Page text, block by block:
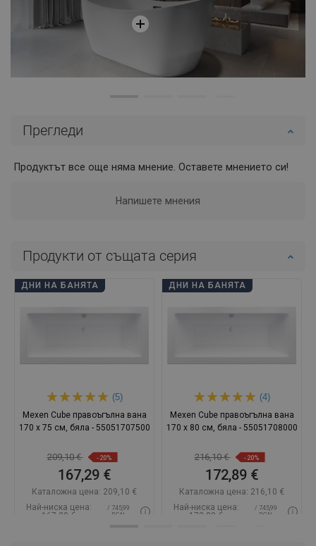
Прегледи
Продуктът все още няма мнение. Оставете мнението си!
Напишете мнения
Продукти от същата серия
ДНИ НА БАНЯТА
(5)
Mexen Cube правоъгълна вана
170 x 75 см, бяла - 55051707500
209,10 € -20%
167,29 €
Каталожна цена: 209,10 €
Най-ниска цена:
167,29 €
/ 745,99
BGN
ДНИ НА БАНЯТА
(4)
Mexen Cube правоъгълна вана
170 x 80 см, бяла - 55051708000
216,10 € -20%
172,89 €
Каталожна цена: 216,10 €
Най-ниска цена:
172,89 €
/ 745,99
BGN